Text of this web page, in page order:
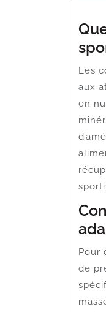
Les
aux
en
Pour
de